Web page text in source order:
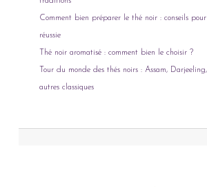
Comment bien préparer le thé noir : conseils
réussie
Thé noir aromatisé : comment bien le choisir ?
Tour du monde des thés noirs : Assam,
autres classiques